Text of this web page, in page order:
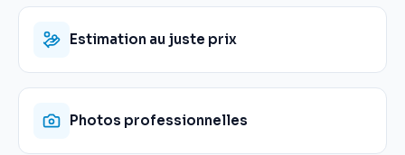
Estimation au juste prix
Photos professionnelles